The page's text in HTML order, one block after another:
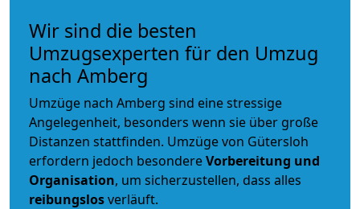
Wir sind die besten
Umzugsexperten für den Umzug
nach Amberg
Umzüge nach Amberg sind eine stressige
Angelegenheit, besonders wenn sie über große
Distanzen stattfinden. Umzüge von Gütersloh
erfordern jedoch besondereVorbereitung und
Organisation, um sicherzustellen, dass alles
reibungslosverläuft.